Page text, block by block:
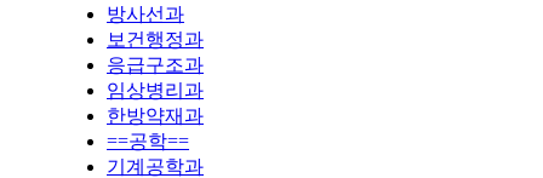
방사선과
보건행정과
응급구조과
임상병리과
한방약재과
==공학==
기계공학과